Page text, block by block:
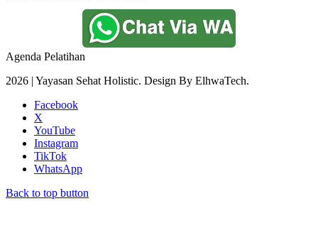
Agenda Pelatihan
2026 | Yayasan Sehat Holistic. Design By ElhwaTech.
Facebook
X
YouTube
Instagram
TikTok
WhatsApp
Back to top button